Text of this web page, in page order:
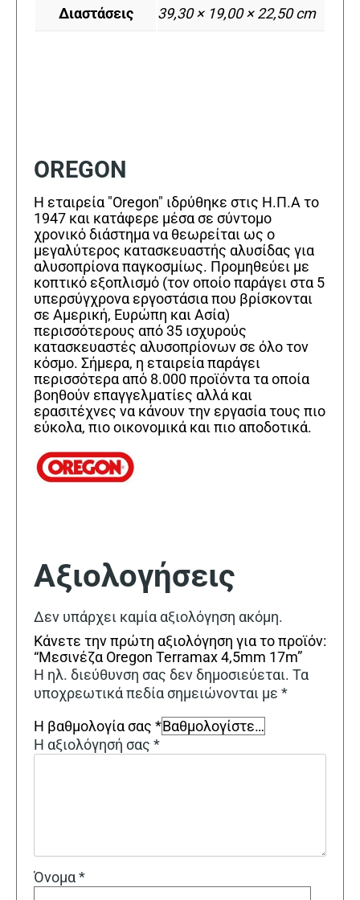
Διαστάσεις
39,30 × 19,00 × 22,50 cm
OREGON
Η εταιρεία "Oregon" ιδρύθηκε στις Η.Π.Α το
1947 και κατάφερε μέσα σε σύντομο
χρονικό διάστημα να θεωρείται ως ο
μεγαλύτερος κατασκευαστής αλυσίδας για
αλυσοπρίονα παγκοσμίως. Προμηθεύει με
κοπτικό εξοπλισμό (τον οποίο παράγει στα 5
υπερσύγχρονα εργοστάσια που βρίσκονται
σε Αμερική, Ευρώπη και Ασία)
περισσότερους από 35 ισχυρούς
κατασκευαστές αλυσοπρίονων σε όλο τον
κόσμο. Σήμερα, η εταιρεία παράγει
περισσότερα από 8.000 προϊόντα τα οποία
βοηθούν επαγγελματίες αλλά και
ερασιτέχνες να κάνουν την εργασία τους πιο
εύκολα, πιο οικονομικά και πιο αποδοτικά.
Αξιολογήσεις
Δεν υπάρχει καμία αξιολόγηση ακόμη.
Κάνετε την πρώτη αξιολόγηση για το προϊόν:
“Μεσινέζα Oregon Terramax 4,5mm 17m”
Η ηλ. διεύθυνση σας δεν δημοσιεύεται. Τα
υποχρεωτικά πεδία σημειώνονται με *
Η βαθμολογία σας *
Η αξιολόγησή σας *
Όνομα*